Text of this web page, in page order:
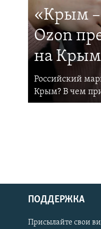
Українською
«Крым –
Ozon
на
Российский
Крым? В чем
ПОДДЕРЖКА
Присылайте свои